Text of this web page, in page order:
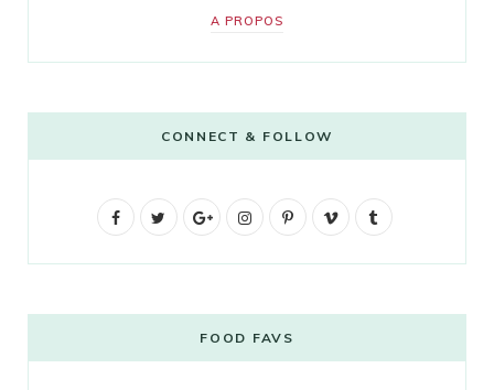
A PROPOS
CONNECT & FOLLOW
F
b
t
G
g
l
I
t
a
P
e
V
o
l
FOOD FAVS